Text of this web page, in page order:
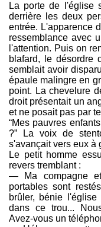
La porte de l'église
derrière les deux
entrée. L'apparence
ressemblance avec
l'attention. Puis on
blafard, le désordre
semblait avoir
épaule malingre en
point. La chevelure
droit présentait un
et ne posait pas par
“Mes pauvres
?” La voix de
s'avançait vers eux à
Le petit homme
revers tremblant :
— Ma compagne
portables sont
brûler, bénie
dans ce trou...
Avez-vous un